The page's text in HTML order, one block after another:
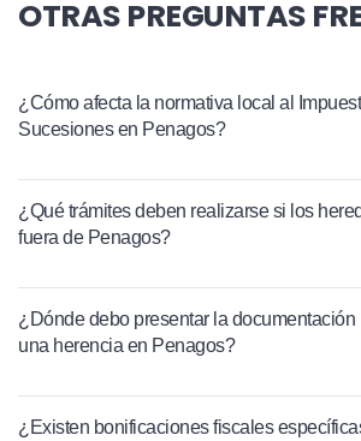
OTRAS PREGUNTAS
¿Cómo afecta la normativa local al
Sucesiones en Penagos?
¿Qué trámites deben realizarse si los
fuera de Penagos?
¿Dónde debo presentar la documentación
una herencia en Penagos?
¿Existen bonificaciones fiscales